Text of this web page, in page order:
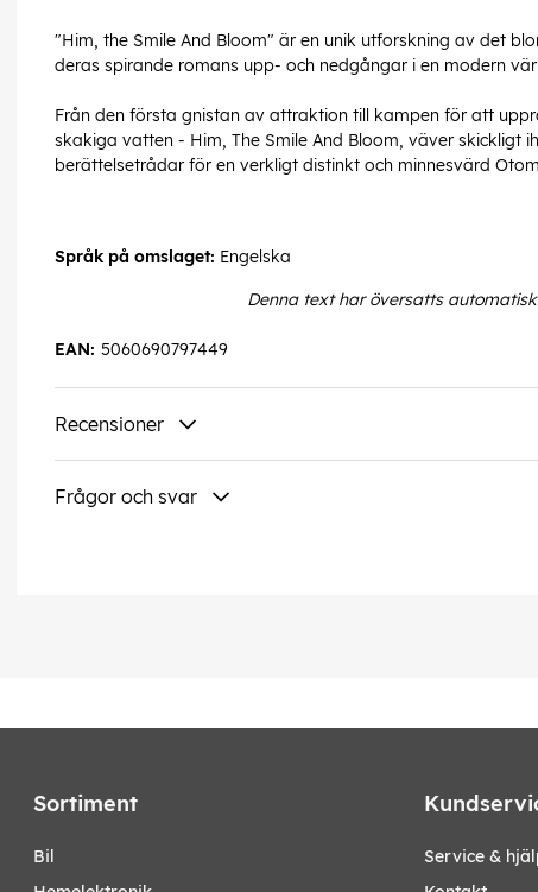
"Him, the Smile And Bloom" är en unik utforskning av det
deras spirande romans upp- och nedgångar i en modern
Från den första gnistan av attraktion till kampen för att
skakiga vatten - Him, The Smile And Bloom, väver skickligt
berättelsetrådar för en verkligt distinkt och minnesvärd
Språk på omslaget: Engelska
Denna text har översatts
5060690797449
EAN:
Recensioner
Frågor och svar
Sortiment
bil
Service &